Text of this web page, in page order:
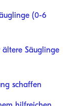
(0-6
Säuglinge
schaffen